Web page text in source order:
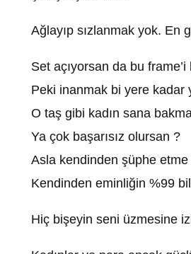
Ağlayıp sızlanmak yok. En
Set açıyorsan da bu
Peki inanmak bi yere kadar
O taş gibi kadın sana
Ya çok başarısız olursan ?
Asla kendinden şüphe
Kendinden eminliğin %99
Hiç bişeyin seni üzmesine